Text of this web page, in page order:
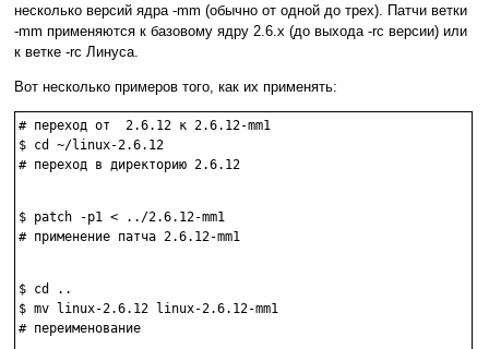
несколько версий ядра -mm (обычно от одной до трех). Патчи ветки
-mm применяются к базовому ядру 2.6.x (до выхода -rc версии) или
к ветке -rc Линуса.
Вот несколько примеров того, как их применять:
# переход от  2.6.12 к 2.6.12-mm1
$ cd ~/linux-2.6.12
# переход в директорию 2.6.12
$ patch -p1 < ../2.6.12-mm1
# применение патча 2.6.12-mm1
$ cd ..
$ mv linux-2.6.12 linux-2.6.12-mm1
# переименование